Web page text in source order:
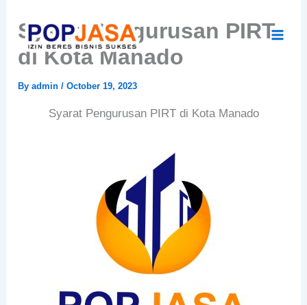
content
Syarat Pengurusan PIRT
di Kota Manado
Byadmin/October 19, 2023
Syarat Pengurusan PIRT di Kota Manado